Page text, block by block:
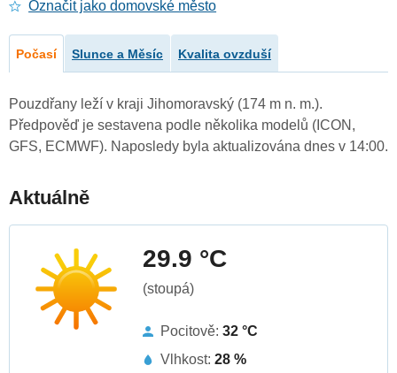
Označit jako domovské město
Počasí Slunce a Měsíc Kvalita ovzduší
Pouzdřany leží v kraji Jihomoravský (174 m n. m.).
Předpověď je sestavena podle několika modelů (ICON,
GFS, ECMWF). Naposledy byla aktualizována dnes v 14:00.
Aktuálně
29.9 °C
(stoupá)
Pocitově: 32 °C
Vlhkost: 28 %